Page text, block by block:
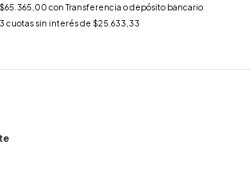
$65.365,00con Transferencia o depósito bancario
3 cuotas sin interés de $25.633,33